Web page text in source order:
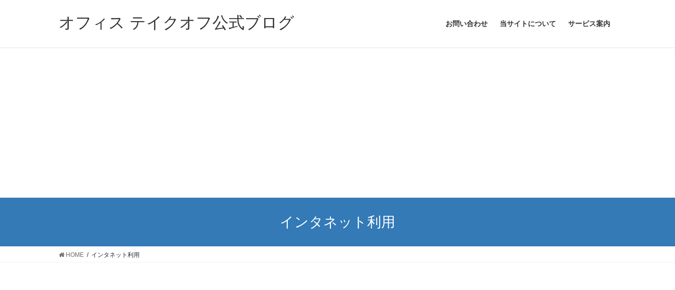
オフィス テイクオフ公式ブログ お問い合わせ 当サイトについて サービス案内
インタネット利用
HOME インタネット利用